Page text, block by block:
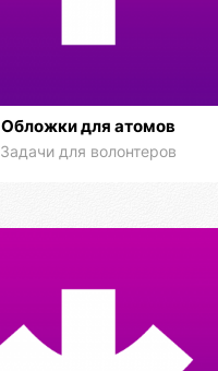
Обложки для атомов
Задачи для волонтеров